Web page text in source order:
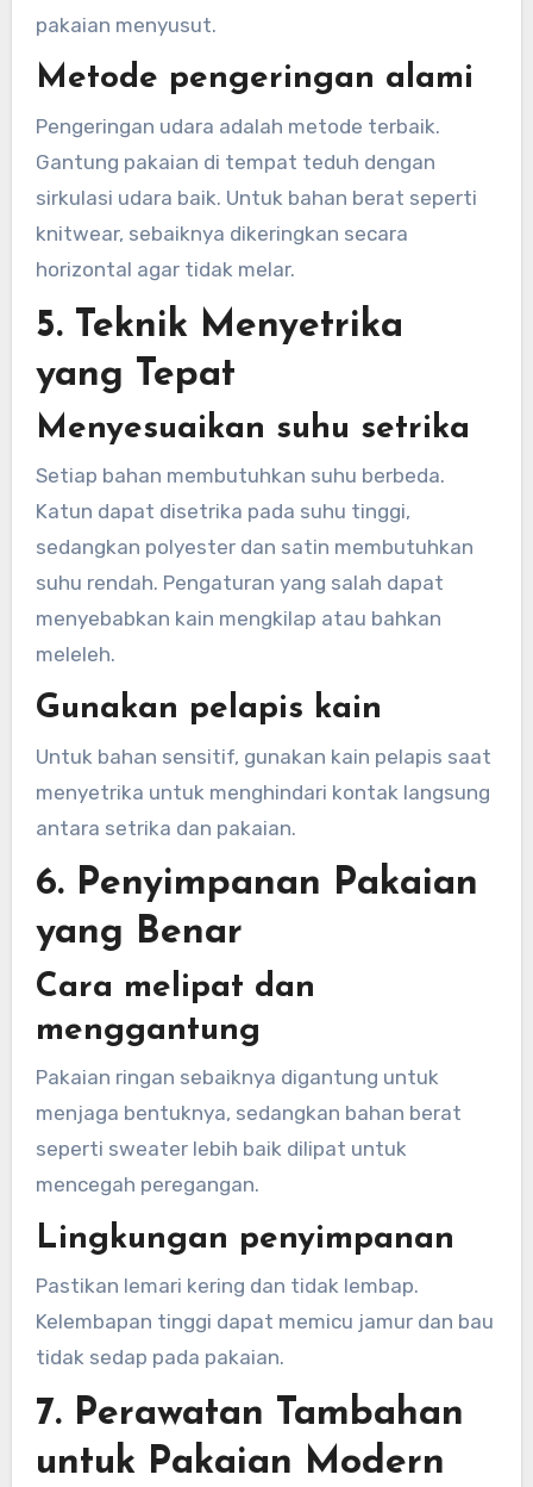
pakaian menyusut.
Metode pengeringan alami
Pengeringan udara adalah metode terbaik.
Gantung pakaian di tempat teduh dengan
sirkulasi udara baik. Untuk bahan berat seperti
knitwear, sebaiknya dikeringkan secara
horizontal agar tidak melar.
5. Teknik Menyetrika
yang Tepat
Menyesuaikan suhu setrika
Setiap bahan membutuhkan suhu berbeda.
Katun dapat disetrika pada suhu tinggi,
sedangkan polyester dan satin membutuhkan
suhu rendah. Pengaturan yang salah dapat
menyebabkan kain mengkilap atau bahkan
meleleh.
Gunakan pelapis kain
Untuk bahan sensitif, gunakan kain pelapis saat
menyetrika untuk menghindari kontak langsung
antara setrika dan pakaian.
6. Penyimpanan Pakaian
yang Benar
Cara melipat dan
menggantung
Pakaian ringan sebaiknya digantung untuk
menjaga bentuknya, sedangkan bahan berat
seperti sweater lebih baik dilipat untuk
mencegah peregangan.
Lingkungan penyimpanan
Pastikan lemari kering dan tidak lembap.
Kelembapan tinggi dapat memicu jamur dan bau
tidak sedap pada pakaian.
7. Perawatan Tambahan
untuk Pakaian Modern